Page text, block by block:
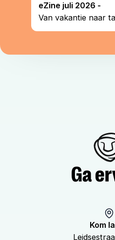
eZine juli 2026 -
Van vakantie naar
Ga
Kom